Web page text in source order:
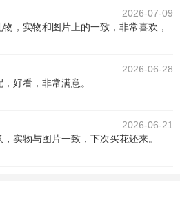
2026-07-09
，实物和图片上的一致，非常喜欢，
2026-06-28
好看，非常满意。
2026-06-21
实物与图片一致，下次买花还来。